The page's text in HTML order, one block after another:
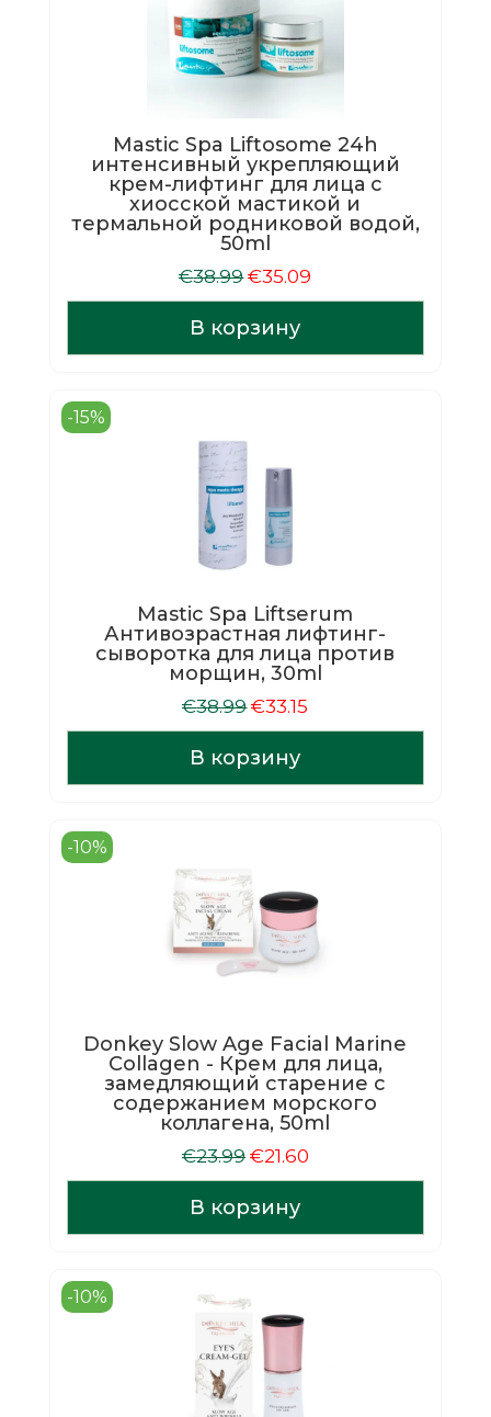
Mastic Spa Liftosome 24h
интенсивный укрепляющий
крем-лифтинг для лица с
хиосской мастикой и
термальной родниковой водой,
50ml
€38.99Первоначальная
цена
составляла
€38.99.
€35.09
цена:
В корзину
-15%
Mastic Spa Liftserum
Антивозрастная лифтинг-
сыворотка для лица против
морщин, 30ml
€38.99Первоначальная
цена
составляла
€38.99.
€33.15
цена:
В корзину
-10%
Donkey Slow Age Facial Marine
Collagen - Крем для лица,
замедляющий старение с
содержанием морского
коллагена, 50ml
€23.99 Первоначальная
цена
составляла
€23.99.
€21.60Текущая
цена:
В корзину
-10%